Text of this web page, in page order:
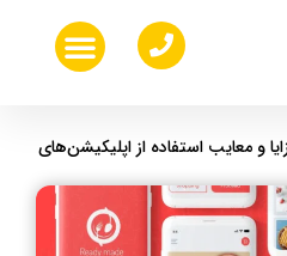
و معایب استفاده از اپلیکیشن‌های